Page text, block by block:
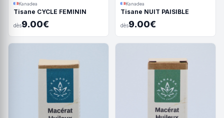
Kanadea
Tisane CYCLE FEMININ
dès9.00€
Kanadea
Tisane NUIT PAISIBLE
dès9.00€